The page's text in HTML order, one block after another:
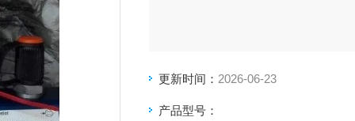
更新时间： 2026-06-23
产品型号：